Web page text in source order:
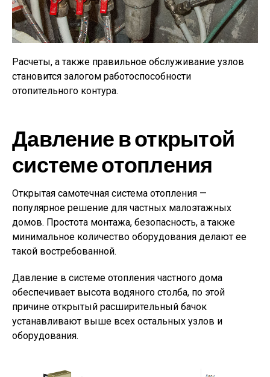
Расчеты, а также правильное обслуживание узлов
становится залогом работоспособности
отопительного контура.
Давление в открытой
системе отопления
Открытая самотечная система отопления —
популярное решение для частных малоэтажных
домов. Простота монтажа, безопасность, а также
минимальное количество оборудования делают ее
такой востребованной.
Давление в системе отопления частного дома
обеспечивает высота водяного столба, по этой
причине открытый расширительный бачок
устанавливают выше всех остальных узлов и
оборудования.